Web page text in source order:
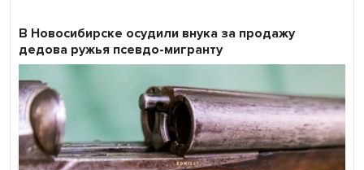
В Новосибирске осудили внука за продажу
дедова ружья псевдо-мигранту